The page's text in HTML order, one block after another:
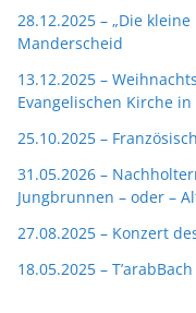
28.12.2025 – „Die
Manderscheid
13.12.2025 –
Evangelischen Kirche
25.10.2025 –
31.05.2026 –
Jungbrunnen – oder –
27.08.2025 – Konzert
18.05.2025 –